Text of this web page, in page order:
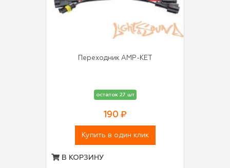
Переходник AMP-КЕТ
остаток 27 шт
190 ₽
Купить в один клик
В КОРЗИНУ